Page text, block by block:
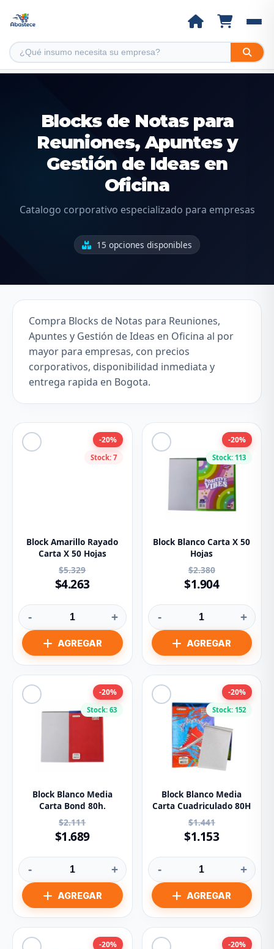
Blocks de Notas para
Reuniones, Apuntes y
Gestión de Ideas en
Oficina
Catalogo corporativo especializado para empresas
15 opciones disponibles
Compra Blocks de Notas para Reuniones,
Apuntes y Gestión de Ideas en Oficina al por
mayor para empresas, con precios
corporativos, disponibilidad inmediata y
entrega rapida en Bogota.
Stock: 7
-20%
Block Amarillo Rayado
Carta X 50 Hojas
$5.329
$4.263
- +
Stock: 113
-20%
Block Blanco Carta X 50
Hojas
$2.380
$1.904
- +
Stock: 63
-20%
Block Blanco Media
Carta Bond 80h.
$2.111
$1.689
- +
Stock: 152
-20%
Block Blanco Media
Carta Cuadriculado 80H
$1.441
$1.153
- +
-20% -20%